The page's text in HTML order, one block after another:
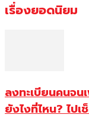
เรื่องยอดนิยม
ลงทะเบียนคนจน
ยังไงที่ไหน? ไปเ